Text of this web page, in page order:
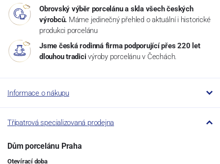
Obrovský výběr porcelánu a skla všech českých
výrobců. Máme jedinečný přehled o aktuální i historické
produkci porcelánu
Jsme česká rodinná firma podporující přes 220 let
dlouhou tradici výroby porcelánu v Čechách.
Informace o nákupu
Třípatrová specializovaná prodejna
Dům porcelánu Praha
Otevírací doba